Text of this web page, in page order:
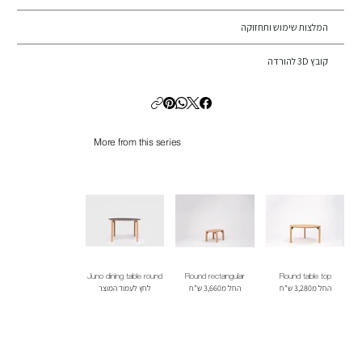
המלצות שימוש ותחזוקה
קובץ 3D להורדה
More from this series
Round table top
החל מ3,280 ש"ח
Round rectangular
החל מ3,660 ש"ח
Juno dining table round
לחץ לעמוד המוצר